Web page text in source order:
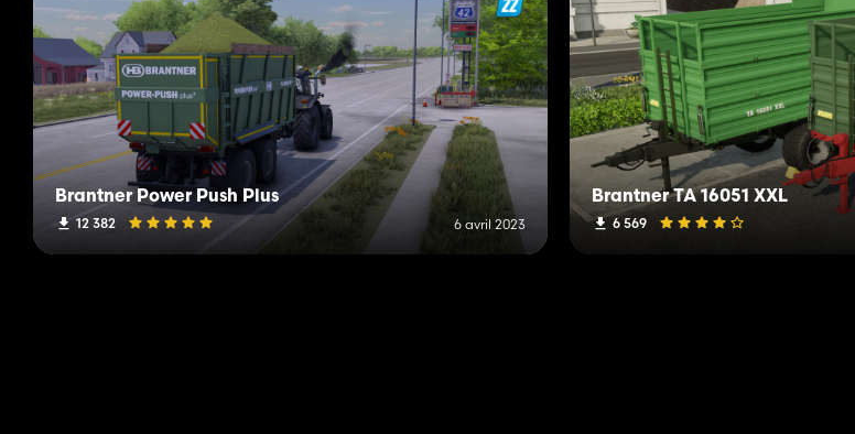
Brantner Power Push Plus
12 382 6 avril 2023
Brantner TA 16051 XXL
6 569